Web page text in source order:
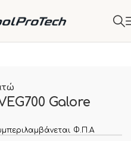
Galore
Φ.Π.Α